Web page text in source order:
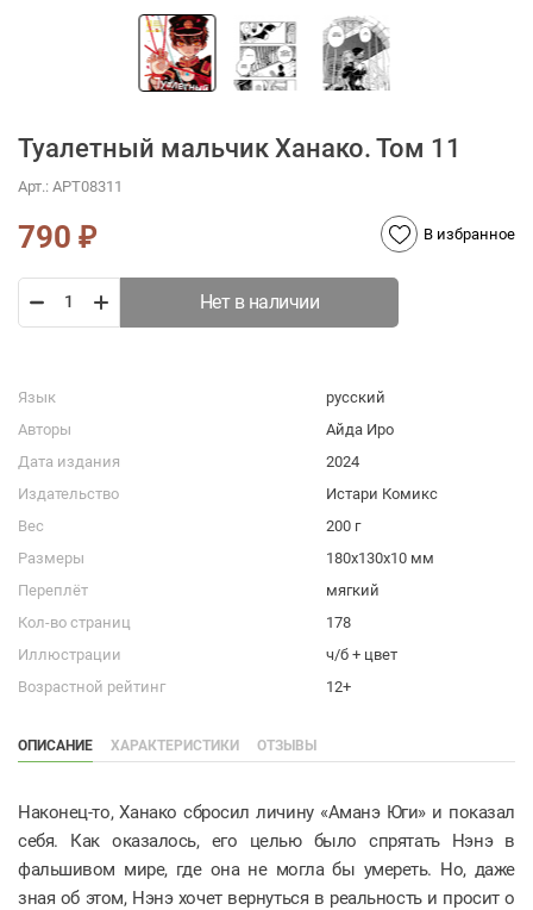
Туалетный мальчик Ханако. Том 11
Арт.: АРТ08311
790 ₽ В избранное
Нет в наличии
Язык
русский
Авторы
Айда Иро
Дата издания
2024
Издательство
Истари Комикс
Вес
200 г
Размеры
180x130x10 мм
Переплёт
мягкий
Кол-во страниц
178
Иллюстрации
ч/б + цвет
Возрастной рейтинг
12+
ОПИСАНИЕ ХАРАКТЕРИСТИКИ ОТЗЫВЫ
Наконец-то, Ханако сбросил личину «Аманэ Юги» и показал
себя. Как оказалось, его целью было спрятать Нэнэ в
фальшивом мире, где она не могла бы умереть. Но, даже
зная об этом, Нэнэ хочет вернуться в реальность и просит о